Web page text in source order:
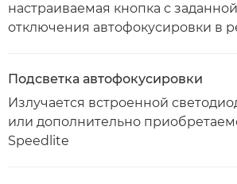
настраиваемая кнопка с
отключения автофокусировки в
Подсветка автофокусировки
Излучается встроенной
или дополнительно
Speedlite